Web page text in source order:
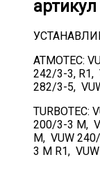
ATMOTEC:
242/3-3, R1,
282/3-5,
TURBOTEC:
200/3-3 M,
M, VUW
3 M R1,